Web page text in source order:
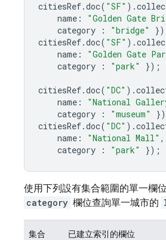
citiesRef.doc( "SF" ) .
name : "Golden Gate
category
: "bridge"
citiesRef.doc( "SF" ) .
name : "Golden Gate
category
: "park" });
citiesRef.doc( "DC" ) .
name : "National
category
: "museum"
citiesRef.doc( "DC" ) .
name : "National Mall" ,
category
: "park" });
使用下列設有集合範圍的單一欄
category 欄位查詢單一城市的
集合 已建立索引的欄位